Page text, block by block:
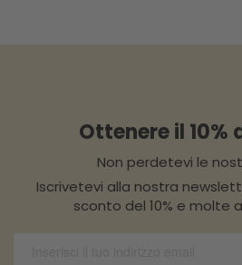
Ottenere il 10%
Non perdetevi le
Iscrivetevi alla nostra
sconto del 10% e molte